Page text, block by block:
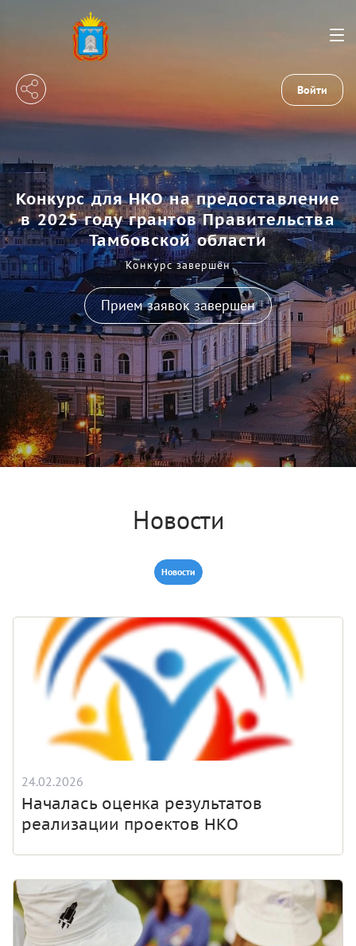
Войти
Конкурс для НКО на предоставление
в 2025 году грантов Правительства
Тамбовской области
Конкурс завершён
Прием заявок завершен
Новости
Новости
24.02.2026
Началась оценка результатов
реализации проектов НКО